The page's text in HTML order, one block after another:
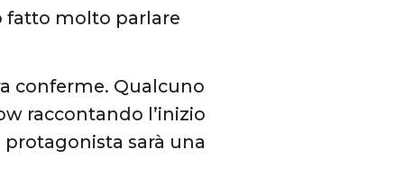
fatto molto parlare
conferme. Qualcuno
raccontando l’inizio
sarà una